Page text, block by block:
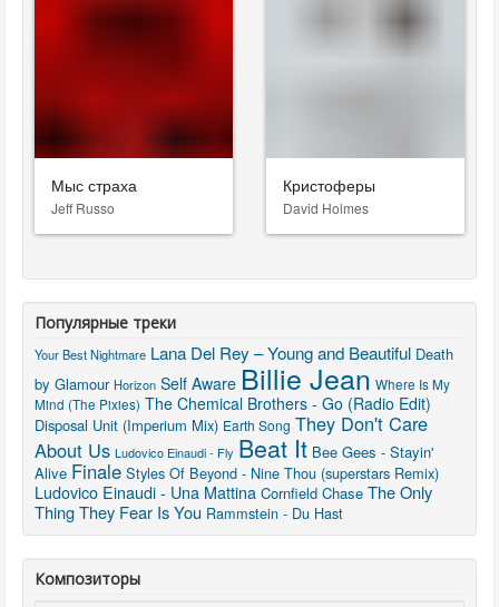
Мыс страха
Jeff Russo
Кристоферы
David Holmes
Популярные треки
Your Best Nightmare Lana Del Rey – Young and Beautiful Death
by Glamour Horizon Self Aware Billie Jean Where Is My
Mind (The Pixies) The Chemical Brothers - Go (Radio Edit)
Disposal Unit (Imperium Mix) Earth Song They Don't Care
About Us Ludovico Einaudi - Fly Beat It Bee Gees - Stayin'
Alive Finale Styles Of Beyond - Nine Thou (superstars Remix)
Ludovico Einaudi - Una Mattina Cornfield Chase The Only
Thing They Fear Is You Rammstein - Du Hast
Композиторы